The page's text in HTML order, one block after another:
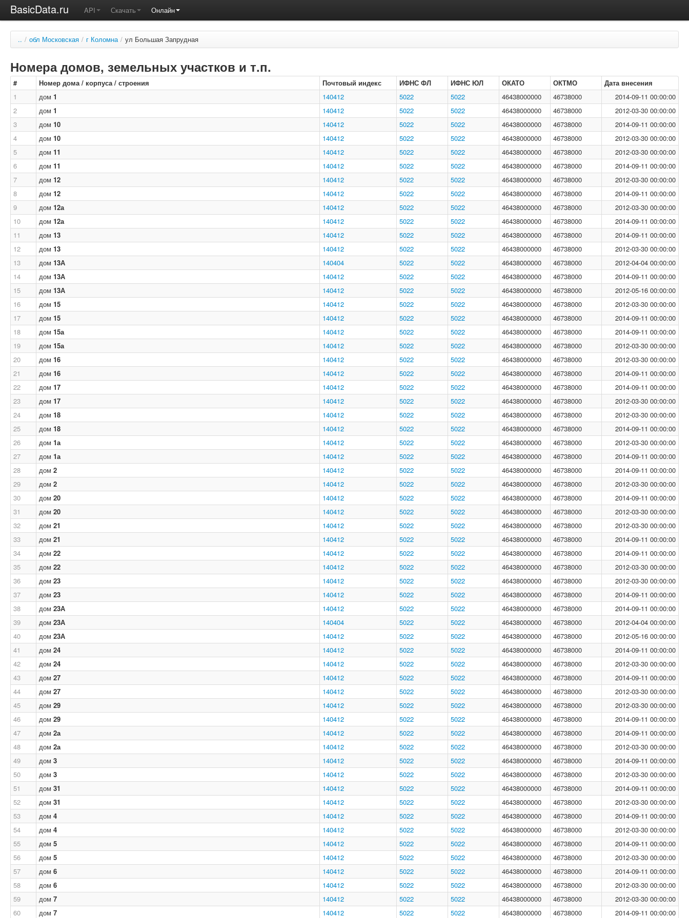
BasicData.ru API Скачать Онлайн
.. / обл Московская / г Коломна / ул Большая Запрудная
Номера домов, земельных участков и т.п.
# Номер дома / корпуса / строения Почтовый индекс ИФНС ФЛ ИФНС ЮЛ ОКАТО ОКТМО
Дата внесения
1
дом 1 140412 5022 5022 46438000000 46738000
2014-09-11 00:00:00
2
дом 1 140412 5022 5022 46438000000 46738000
2012-03-30 00:00:00
3
дом 10 140412 5022 5022 46438000000 46738000
2014-09-11 00:00:00
4
дом 10 140412 5022 5022 46438000000 46738000
2012-03-30 00:00:00
5
дом 11 140412 5022 5022 46438000000 46738000
2012-03-30 00:00:00
6
дом 11 140412 5022 5022 46438000000 46738000
2014-09-11 00:00:00
7
дом 12 140412 5022 5022 46438000000 46738000
2012-03-30 00:00:00
8
дом 12 140412 5022 5022 46438000000 46738000
2014-09-11 00:00:00
9
дом 12а 140412 5022 5022 46438000000 46738000
2012-03-30 00:00:00
10
дом 12а 140412 5022 5022 46438000000 46738000
2014-09-11 00:00:00
11
дом 13 140412 5022 5022 46438000000 46738000
2014-09-11 00:00:00
12
дом 13 140412 5022 5022 46438000000 46738000
2012-03-30 00:00:00
13
дом 13А 140404 5022 5022 46438000000 46738000
2012-04-04 00:00:00
14
дом 13А 140412 5022 5022 46438000000 46738000
2014-09-11 00:00:00
15
дом 13А 140412 5022 5022 46438000000 46738000
2012-05-16 00:00:00
16
дом 15 140412 5022 5022 46438000000 46738000
2012-03-30 00:00:00
17
дом 15 140412 5022 5022 46438000000 46738000
2014-09-11 00:00:00
18
дом 15а 140412 5022 5022 46438000000 46738000
2014-09-11 00:00:00
19
дом 15а 140412 5022 5022 46438000000 46738000
2012-03-30 00:00:00
20
дом 16 140412 5022 5022 46438000000 46738000
2012-03-30 00:00:00
21
дом 16 140412 5022 5022 46438000000 46738000
2014-09-11 00:00:00
22
дом 17 140412 5022 5022 46438000000 46738000
2014-09-11 00:00:00
23
дом 17 140412 5022 5022 46438000000 46738000
2012-03-30 00:00:00
24
дом 18 140412 5022 5022 46438000000 46738000
2012-03-30 00:00:00
25
дом 18 140412 5022 5022 46438000000 46738000
2014-09-11 00:00:00
26
дом 1а 140412 5022 5022 46438000000 46738000
2012-03-30 00:00:00
27
дом 1а 140412 5022 5022 46438000000 46738000
2014-09-11 00:00:00
28
дом 2 140412 5022 5022 46438000000 46738000
2014-09-11 00:00:00
29
дом 2 140412 5022 5022 46438000000 46738000
2012-03-30 00:00:00
30
дом 20 140412 5022 5022 46438000000 46738000
2014-09-11 00:00:00
31
дом 20 140412 5022 5022 46438000000 46738000
2012-03-30 00:00:00
32
дом 21 140412 5022 5022 46438000000 46738000
2012-03-30 00:00:00
33
дом 21 140412 5022 5022 46438000000 46738000
2014-09-11 00:00:00
34
дом 22 140412 5022 5022 46438000000 46738000
2014-09-11 00:00:00
35
дом 22 140412 5022 5022 46438000000 46738000
2012-03-30 00:00:00
36
дом 23 140412 5022 5022 46438000000 46738000
2012-03-30 00:00:00
37
дом 23 140412 5022 5022 46438000000 46738000
2014-09-11 00:00:00
38
дом 23А 140412 5022 5022 46438000000 46738000
2014-09-11 00:00:00
39
дом 23А 140404 5022 5022 46438000000 46738000
2012-04-04 00:00:00
40
дом 23А 140412 5022 5022 46438000000 46738000
2012-05-16 00:00:00
41
дом 24 140412 5022 5022 46438000000 46738000
2014-09-11 00:00:00
42
дом 24 140412 5022 5022 46438000000 46738000
2012-03-30 00:00:00
43
дом 27 140412 5022 5022 46438000000 46738000
2014-09-11 00:00:00
44
дом 27 140412 5022 5022 46438000000 46738000
2012-03-30 00:00:00
45
дом 29 140412 5022 5022 46438000000 46738000
2012-03-30 00:00:00
46
дом 29 140412 5022 5022 46438000000 46738000
2014-09-11 00:00:00
47
дом 2а 140412 5022 5022 46438000000 46738000
2014-09-11 00:00:00
48
дом 2а 140412 5022 5022 46438000000 46738000
2012-03-30 00:00:00
49
дом 3 140412 5022 5022 46438000000 46738000
2014-09-11 00:00:00
50
дом 3 140412 5022 5022 46438000000 46738000
2012-03-30 00:00:00
51
дом 31 140412 5022 5022 46438000000 46738000
2014-09-11 00:00:00
52
дом 31 140412 5022 5022 46438000000 46738000
2012-03-30 00:00:00
53
дом 4 140412 5022 5022 46438000000 46738000
2014-09-11 00:00:00
54
дом 4 140412 5022 5022 46438000000 46738000
2012-03-30 00:00:00
55
дом 5 140412 5022 5022 46438000000 46738000
2014-09-11 00:00:00
56
дом 5 140412 5022 5022 46438000000 46738000
2012-03-30 00:00:00
57
дом 6 140412 5022 5022 46438000000 46738000
2014-09-11 00:00:00
58
дом 6 140412 5022 5022 46438000000 46738000
2012-03-30 00:00:00
59
дом 7 140412 5022 5022 46438000000 46738000
2012-03-30 00:00:00
60
дом 7 140412 5022 5022 46438000000 46738000 2014-09-11 00:00:00